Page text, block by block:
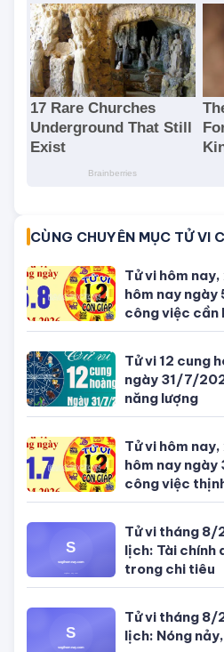
CÙNG CHUYÊN MỤC TỬ VI
Tử vi hôm nay,
hôm nay
công việc cần
Tử vi 12 cung
ngày 31/7/
năng lượng
Tử vi hôm nay,
hôm nay
công việc
Tử vi tháng 8/
lịch: Tài chính
trong chi tiêu